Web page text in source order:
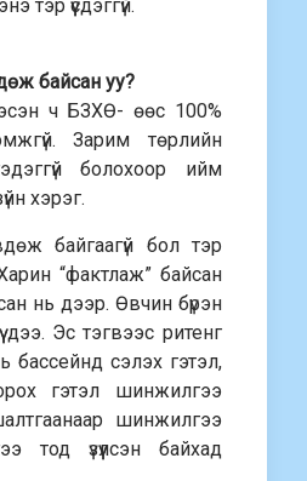
тэр үүсдэггүй.
байсан уу?
ч БЗХӨ- өөс 100%
Зарим төрлийн
болохоор ийм
хэрэг.
байгаагүй бол тэр
“фактлаж” байсан
нь дээр. Өвчин бүрэн
дээ. Эс тэгвээс ритенг
бассейнд сэлэх гэтэл,
гэтэл шинжилгээ
шинжилгээ
тод үзүүлсэн байхад